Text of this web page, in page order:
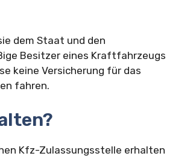
dem Staat und den
Besitzer eines Kraftfahrzeugs
keine Versicherung für das
fahren.
Kfz-Zulassungsstelle erhalten